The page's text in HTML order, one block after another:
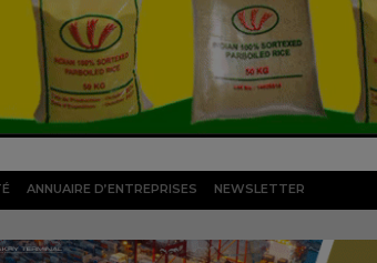
ANNUAIRE D’ENTREPRISES NEWSLETTER